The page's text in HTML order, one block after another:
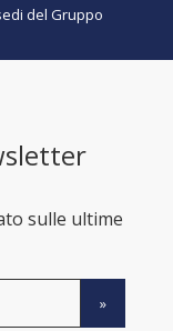
del Gruppo
sulle ultime